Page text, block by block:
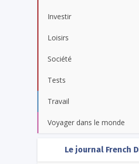
Investir
Loisirs
Société
Tests
Travail
Voyager dans le monde
Le journal French